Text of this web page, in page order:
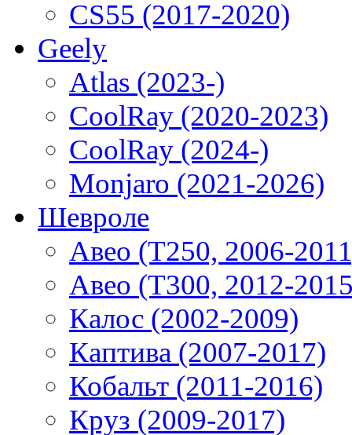
CS55 (2017-2020)
Geely
Atlas (2023-)
CoolRay (2020-2023)
CoolRay (2024-)
Monjaro (2021-2026)
Шевроле
Авео (T250, 2006-
Авео (T300, 2012-
Калос (2002-2009)
Каптива (2007-2017)
Кобальт (2011-2016)
Круз (2009-2017)